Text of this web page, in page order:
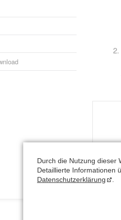
Durch die Nutzung dieser
Detaillierte Informationen
Datenschutzerklärung